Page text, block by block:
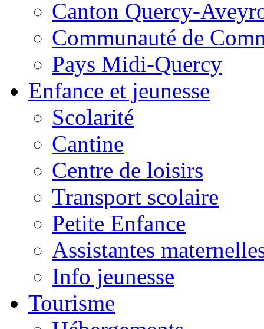
Canton Quercy-
Communauté de
Pays Midi-Quercy
Enfance et jeunesse
Scolarité
Cantine
Centre de loisirs
Transport scolaire
Petite Enfance
Assistantes
Info jeunesse
Tourisme